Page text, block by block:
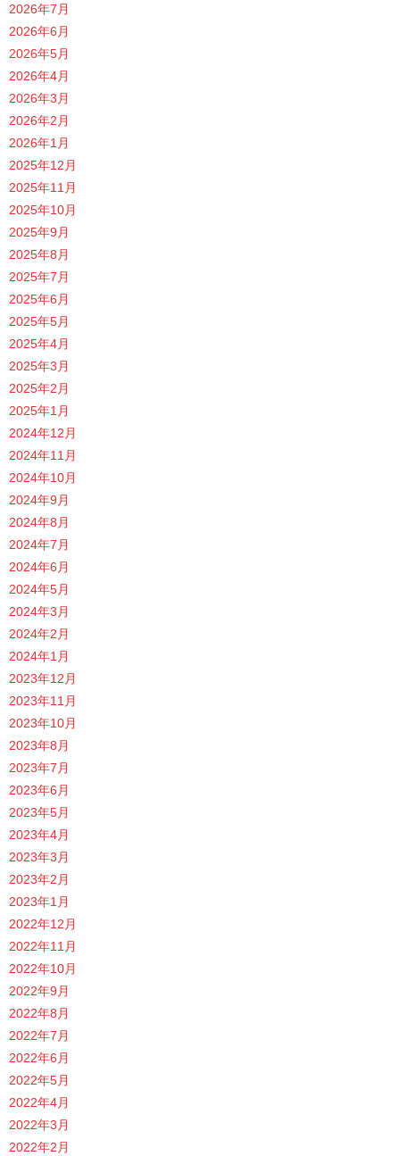
2026年7月
2026年6月
2026年5月
2026年4月
2026年3月
2026年2月
2026年1月
2025年12月
2025年11月
2025年10月
2025年9月
2025年8月
2025年7月
2025年6月
2025年5月
2025年4月
2025年3月
2025年2月
2025年1月
2024年12月
2024年11月
2024年10月
2024年9月
2024年8月
2024年7月
2024年6月
2024年5月
2024年3月
2024年2月
2024年1月
2023年12月
2023年11月
2023年10月
2023年8月
2023年7月
2023年6月
2023年5月
2023年4月
2023年3月
2023年2月
2023年1月
2022年12月
2022年11月
2022年10月
2022年9月
2022年8月
2022年7月
2022年6月
2022年5月
2022年4月
2022年3月
2022年2月